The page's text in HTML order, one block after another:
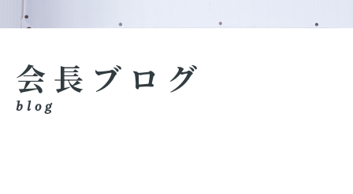
会長ブログ
blog